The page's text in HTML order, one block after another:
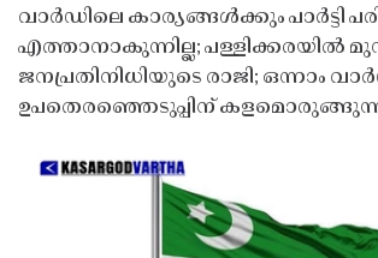
വാർഡിലെ കാര്യങ്ങൾക്കും പാർട്ടി
എത്താനാകുന്നില്ല; പള്ളിക്കരയിൽ
ജനപ്രതിനിധിയുടെ രാജി; ഒന്നാം
ഉപതെരഞ്ഞെടുപ്പിന്